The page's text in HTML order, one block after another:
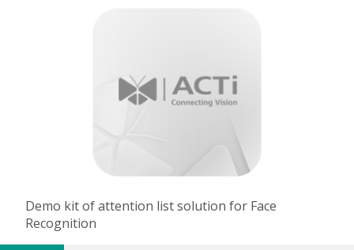
Demo kit of attention list solution for Face
Recognition